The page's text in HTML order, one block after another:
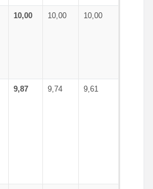
10,00 10,00 10,00
9,87 9,74 9,61